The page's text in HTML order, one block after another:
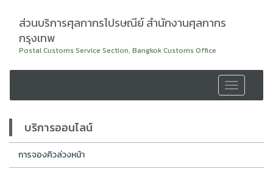
ส่วนบริการศุลกากรไปรษณีย์ สำนักงานศุลกากร
กรุงเทพ
Postal Customs Service Section, Bangkok Customs Office
Toggle
navigation
บริการออนไลน์
การจองคิวล่วงหน้า